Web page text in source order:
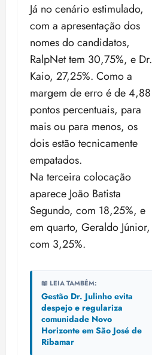
Já no cenário estimulado,
com a apresentação dos
nomes do candidatos,
RalpNet tem 30,75%, e Dr.
Kaio, 27,25%. Como a
margem de erro é de 4,88
pontos percentuais, para
mais ou para menos, os
dois estão tecnicamente
empatados.
Na terceira colocação
aparece João Batista
Segundo, com 18,25%, e
em quarto, Geraldo Júnior,
com 3,25%.
📖 LEIA TAMBÉM:
Gestão Dr. Julinho evita
despejo e regulariza
comunidade Novo
Horizonte em São José de
Ribamar